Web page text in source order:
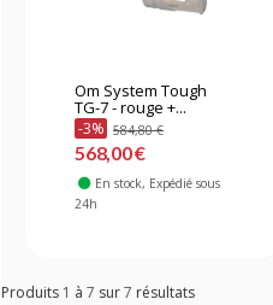
Om System Tough
TG-7 - rouge +...
-3% 584,80 €
568,00 €
En stock, Expédié sous
24h
Produits 1 à7 sur7 résultats